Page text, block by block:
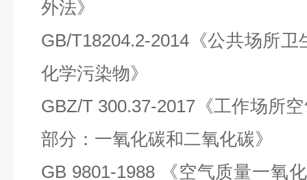
外法》
GB/T18204.2-2014《公共场所
化学污染物》
GBZ/T 300.37-2017《工作场所
部分：一氧化碳和二氧化碳》
GB 9801-1988 《空气质量一氧